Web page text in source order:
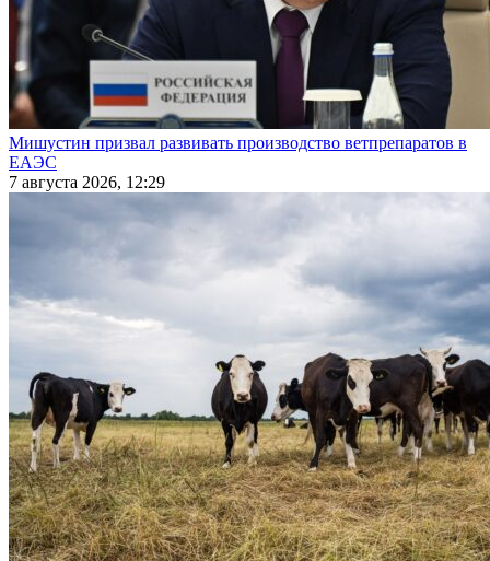
Мишустин призвал развивать производство ветпрепаратов в
ЕАЭС
7 августа 2026, 12:29